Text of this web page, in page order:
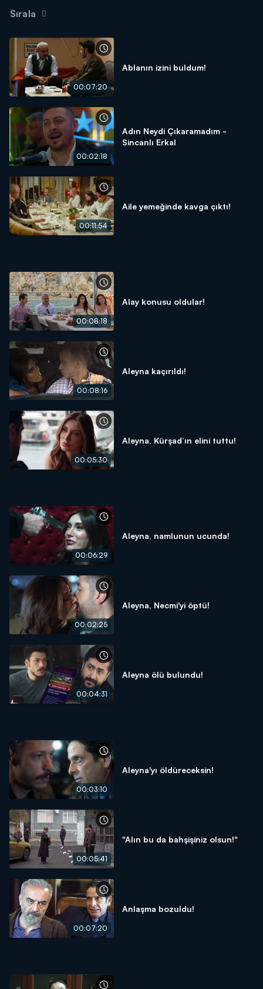
Sırala
00:07:20
Ablanın izini buldum!
00:02:18
Adın Neydi Çıkaramadım -
Sincanlı Erkal
00:11:54
Aile yemeğinde kavga çıktı!
00:08:18
Alay konusu oldular!
00:08:16
Aleyna kaçırıldı!
00:05:30
Aleyna, Kürşad’ın elini tuttu!
00:06:29
Aleyna, namlunun ucunda!
00:02:25
Aleyna, Necmi'yi öptü!
00:04:31
Aleyna ölü bulundu!
00:03:10
Aleyna'yı öldüreceksin!
00:05:41
"Alın bu da bahşişiniz olsun!"
00:07:20
Anlaşma bozuldu!